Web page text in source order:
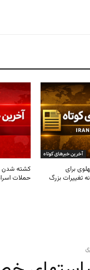
کشته شدن
حملات
آخرین خبرهای کوتاه
برای
تغییرات بزرگ